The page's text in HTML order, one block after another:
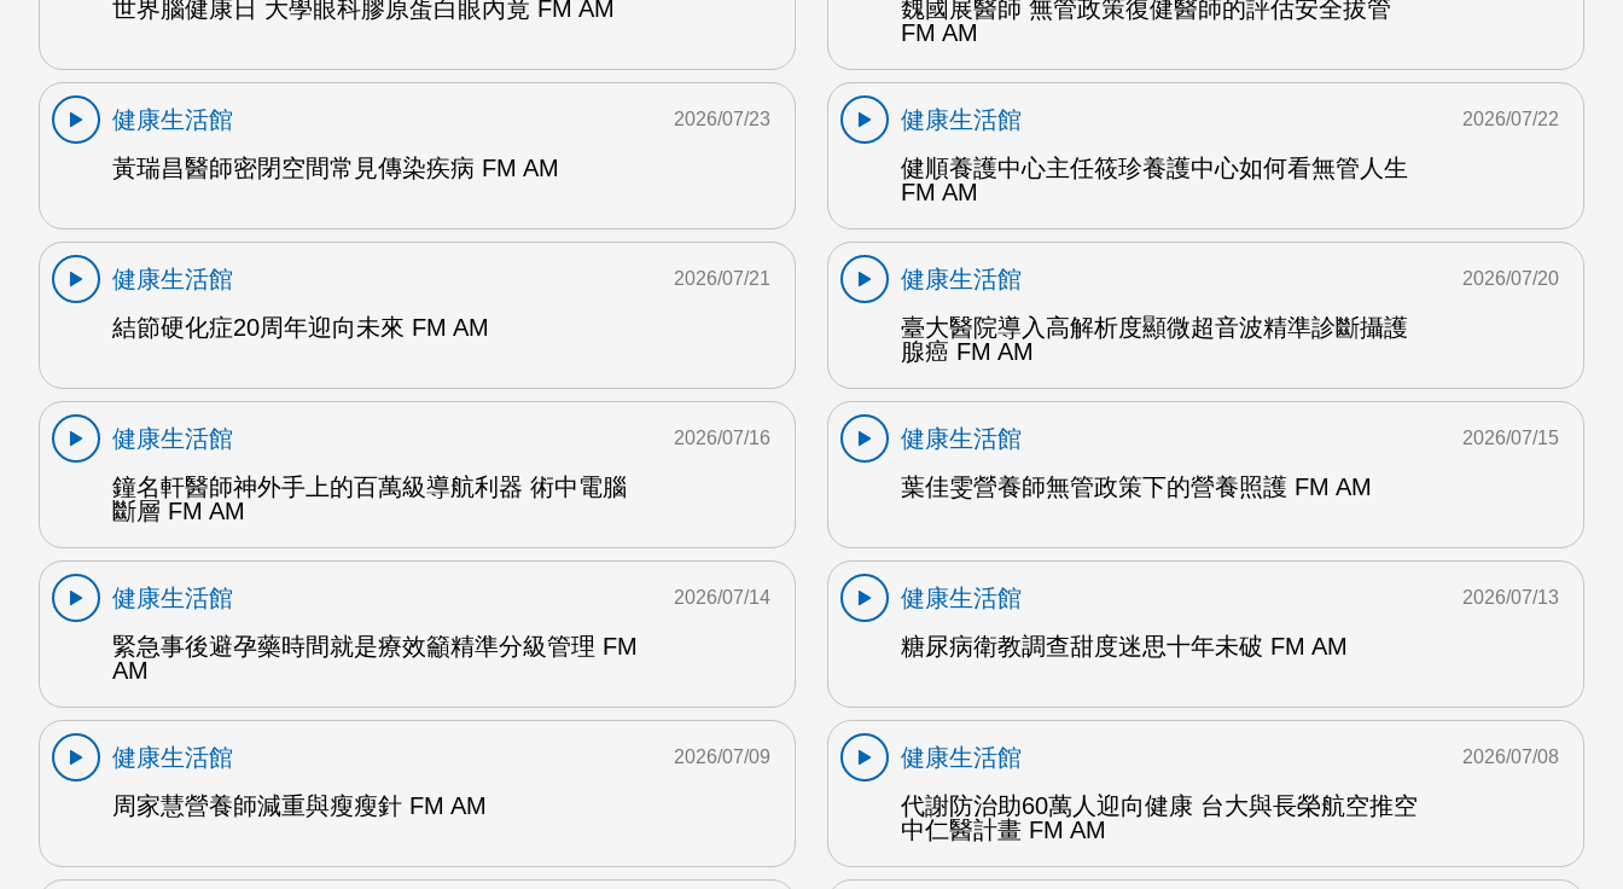
世界腦健康日 大學眼科膠原蛋白眼內竟 FM AM
魏國展醫師 無管政策復健醫師的評估安全拔管
FM AM
健康生活館
黃瑞昌醫師密閉空間常見傳染疾病 FM AM
2026/07/23
健康生活館
健順養護中心主任筱珍養護中心如何看無管人生
FM AM
2026/07/22
健康生活館
結節硬化症20周年迎向未來 FM AM
2026/07/21
健康生活館
臺大醫院導入高解析度顯微超音波精準診斷攝護
腺癌 FM AM
2026/07/20
健康生活館
鐘名軒醫師神外手上的百萬級導航利器 術中電腦
斷層 FM AM
2026/07/16
健康生活館
葉佳雯營養師無管政策下的營養照護 FM AM
2026/07/15
健康生活館
緊急事後避孕藥時間就是療效籲精準分級管理 FM
AM
2026/07/14
健康生活館
糖尿病衛教調查甜度迷思十年未破 FM AM
2026/07/13
健康生活館
周家慧營養師減重與瘦瘦針 FM AM
2026/07/09
健康生活館
代謝防治助60萬人迎向健康 台大與長榮航空推空
中仁醫計畫 FM AM
2026/07/08